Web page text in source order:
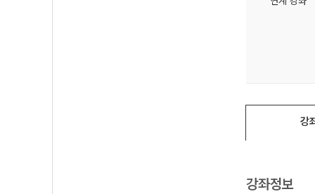
강
강좌정보